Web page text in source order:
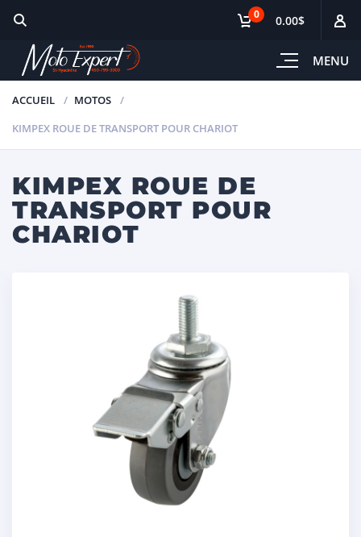
MENU
0 0.00$
ACCUEIL
MOTOS
KIMPEX ROUE DE TRANSPORT POUR CHARIOT
KIMPEX ROUE DE
TRANSPORT POUR
CHARIOT